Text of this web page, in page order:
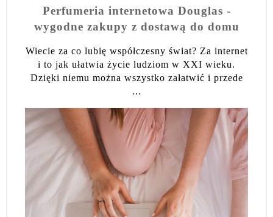
Perfumeria internetowa Douglas -
wygodne zakupy z dostawą do domu
Wiecie za co lubię współczesny świat? Za internet
i to jak ułatwia życie ludziom w XXI wieku.
Dzięki niemu można wszystko załatwić i przede
...